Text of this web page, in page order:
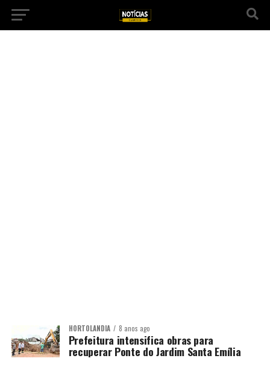
HORTOLÂNDIA 8 anos ago
Prefeitura intensifica obras para
recuperar Ponte do Jardim Santa Emília